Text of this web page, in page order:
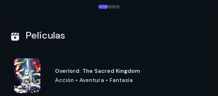
Películas
Overlord: The Sacred Kingdom
Acción •Aventura •Fantasía